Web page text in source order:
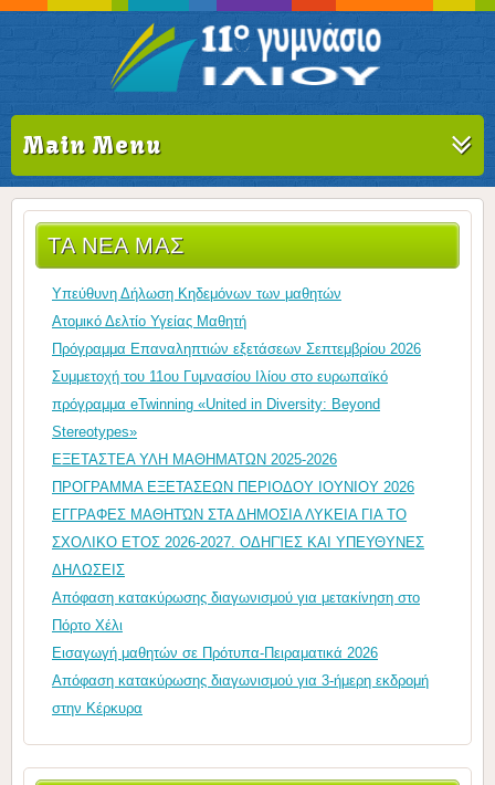
Main Menu
ΤΑ ΝΈΑ ΜΑΣ
Υπεύθυνη Δήλωση Κηδεμόνων των μαθητών
Ατομικό Δελτίο Υγείας Μαθητή
Πρόγραμμα Επαναληπτιών εξετάσεων Σεπτεμβρίου 2026
Συμμετοχή του 11ου Γυμνασίου Ιλίου στο ευρωπαϊκό
πρόγραμμα eTwinning «United in Diversity: Beyond
Stereotypes»
ΕΞΕΤΑΣΤΕΑ ΥΛΗ ΜΑΘΗΜΑΤΩΝ 2025-2026
ΠΡΟΓΡΑΜΜΑ ΕΞΕΤΑΣΕΩΝ ΠΕΡΙΟΔΟΥ ΙΟΥΝΙΟΥ 2026
ΕΓΓΡΑΦΕΣ ΜΑΘΗΤΏΝ ΣΤΑ ΔΗΜΟΣΙΑ ΛΥΚΕΙΑ ΓΙΑ ΤΟ
ΣΧΟΛΙΚΟ ΕΤΟΣ 2026-2027. ΟΔΗΓΊΕΣ ΚΑΙ ΥΠΕΥΘΥΝΕΣ
ΔΗΛΩΣΕΙΣ
Απόφαση κατακύρωσης διαγωνισμού για μετακίνηση στο
Πόρτο Χέλι
Εισαγωγή μαθητών σε Πρότυπα-Πειραματικά 2026
Απόφαση κατακύρωσης διαγωνισμού για 3-ήμερη εκδρομή
στην Κέρκυρα